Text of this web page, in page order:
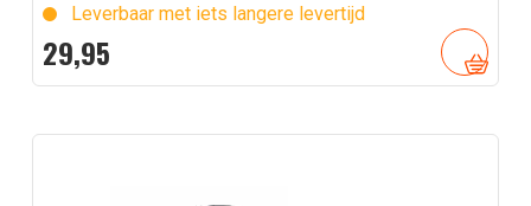
Leverbaar met iets langere levertijd
29,95